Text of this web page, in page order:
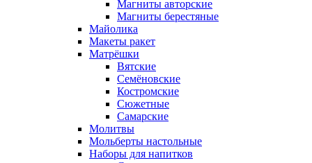
Магниты авторские
Магниты берестяные
Майолика
Макеты ракет
Матрёшки
Вятские
Семёновские
Костромские
Сюжетные
Самарские
Молитвы
Мольберты настольные
Наборы для напитков